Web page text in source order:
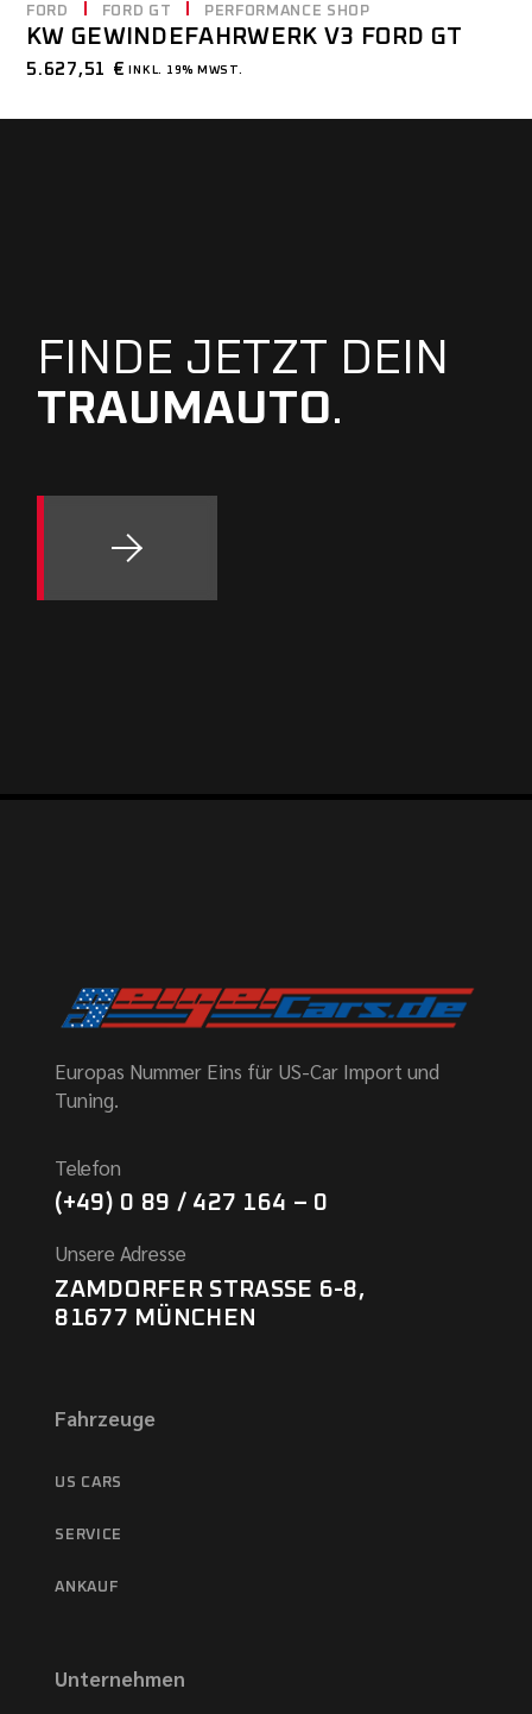
FORD FORD GT PERFORMANCE SHOP
KW GEWINDEFAHRWERK V3 FORD GT
5.627,51 € INKL. 19% MWST.
FINDE JETZT DEIN
TRAUMAUTO.
Europas Nummer Eins für US-Car Import und
Tuning.
Telefon
(+49) 0 89 / 427 164 – 0
Unsere Adresse
ZAMDORFER STRASSE 6-8,
81677 MÜNCHEN
Fahrzeuge
US CARS
SERVICE
ANKAUF
Unternehmen